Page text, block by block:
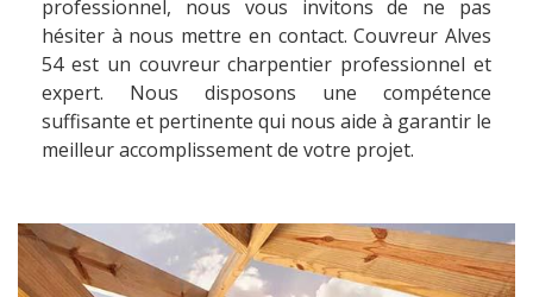
professionnel, nous vous invitons de ne pas
hésiter à nous mettre en contact. Couvreur Alves
54 est un couvreur charpentier professionnel et
expert. Nous disposons une compétence
suffisante et pertinente qui nous aide à garantir le
meilleur accomplissement de votre projet.